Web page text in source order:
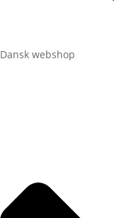
Dansk webshop